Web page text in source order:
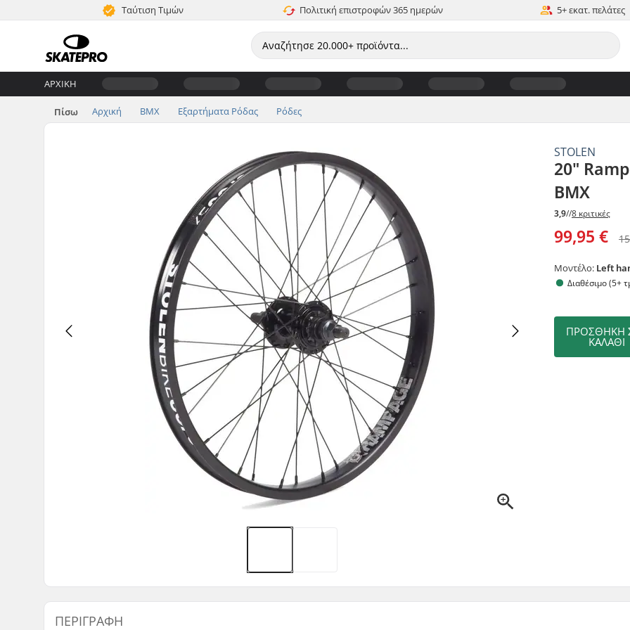
Ταύτιση Τιμών Πολιτική επιστροφών 365 ημερών 5+ εκατ. πελάτες
ΑΡΧΙΚΉ
Πίσω Αρχική BMX Εξαρτήματα Ρόδας Ρόδες
STOLEN
20"
BMX
3,9//8 κριτικές
99,95 €
Μοντέλο: Left
Διαθέσιμο (5+
ΠΡΟΣΘΉΚΗ
ΚΑΛΆΘΙ
ΠΕΡΙΓΡΑΦΉ